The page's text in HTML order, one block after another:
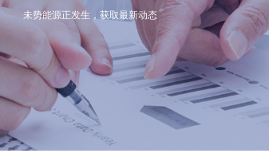
未势能源正发生，获取最新动态